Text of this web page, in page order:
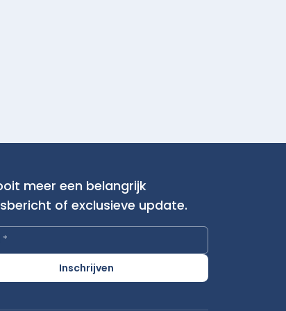
meer een belangrijk
of exclusieve update.
*
Inschrijven